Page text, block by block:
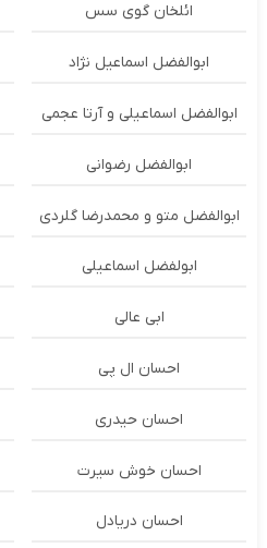
ائلخان گوی سس
ابوالفضل اسماعیل نژاد
ابوالفضل اسماعیلی و آرتا عجمی
ابوالفضل رضوانی
ابوالفضل متو و محمدرضا گلردی
ابولفضل اسماعیلی
ابی عالی
احسان ال پی
احسان حیدری
احسان خوش سیرت
احسان دریادل